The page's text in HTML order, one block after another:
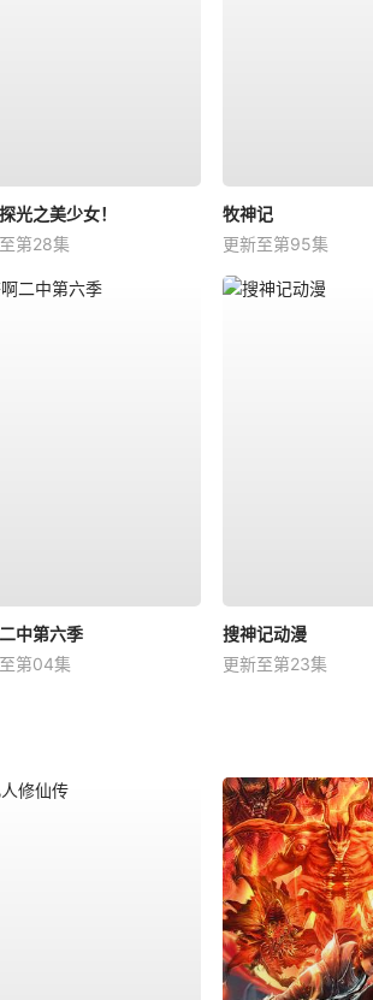
光之美少女！
第28集
牧神记
更新至第95集
中第六季
第04集
搜神记动漫
更新至第23集